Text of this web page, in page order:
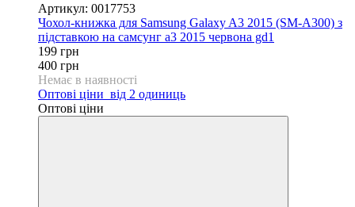
Артикул: 0017753
Чохол-книжка для Samsung Galaxy A3 2015 (SM-A300) з
підставкою на самсунг а3 2015 червона gd1
199 грн
400 грн
Немає в наявності
Оптові ціни від 2 одиниць
Оптові ціни